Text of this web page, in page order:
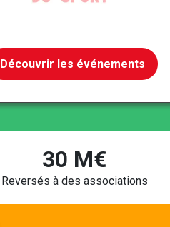
Découvrir les événements
30 M€
Reversés à des associations